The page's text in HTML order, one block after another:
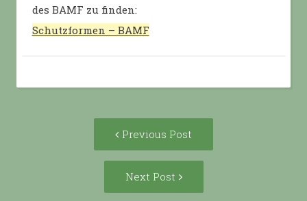
des BAMF zu finden:
Schutzformen – BAMF
Previous Post
post:
Next Post
Post: